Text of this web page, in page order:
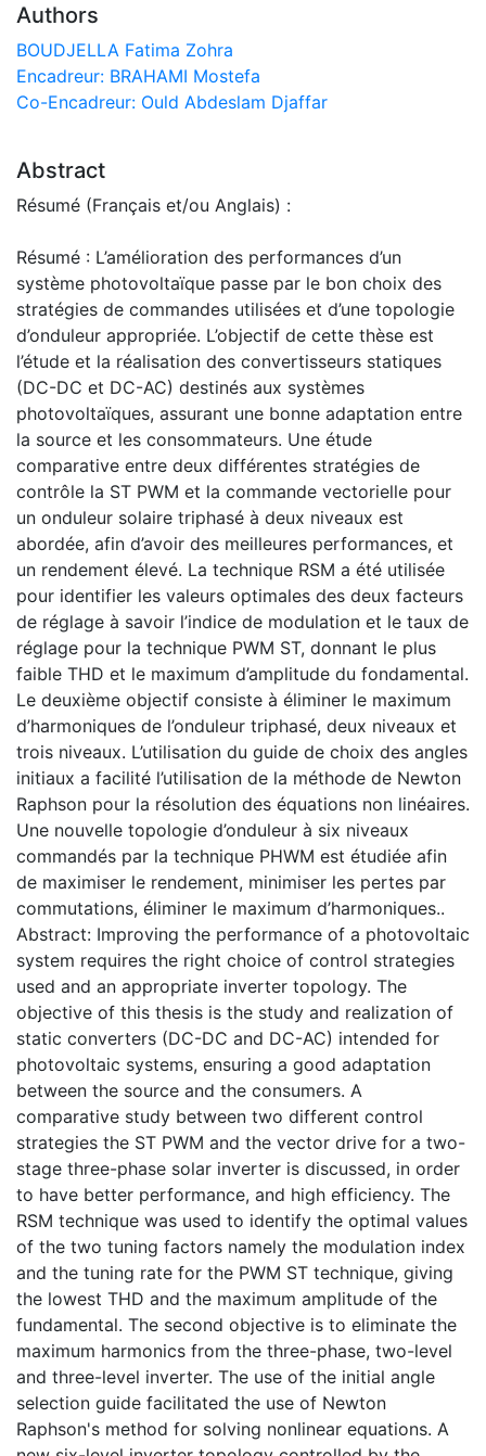
Authors
BOUDJELLA Fatima Zohra
Encadreur: BRAHAMI Mostefa
Co-Encadreur: Ould Abdeslam Djaffar
Abstract
Résumé (Français et/ou Anglais) :
Résumé : L’amélioration des performances d’un
système photovoltaïque passe par le bon choix des
stratégies de commandes utilisées et d’une topologie
d’onduleur appropriée. L’objectif de cette thèse est
l’étude et la réalisation des convertisseurs statiques
(DC-DC et DC-AC) destinés aux systèmes
photovoltaïques, assurant une bonne adaptation entre
la source et les consommateurs. Une étude
comparative entre deux différentes stratégies de
contrôle la ST PWM et la commande vectorielle pour
un onduleur solaire triphasé à deux niveaux est
abordée, afin d’avoir des meilleures performances, et
un rendement élevé. La technique RSM a été utilisée
pour identifier les valeurs optimales des deux facteurs
de réglage à savoir l’indice de modulation et le taux de
réglage pour la technique PWM ST, donnant le plus
faible THD et le maximum d’amplitude du fondamental.
Le deuxième objectif consiste à éliminer le maximum
d’harmoniques de l’onduleur triphasé, deux niveaux et
trois niveaux. L’utilisation du guide de choix des angles
initiaux a facilité l’utilisation de la méthode de Newton
Raphson pour la résolution des équations non linéaires.
Une nouvelle topologie d’onduleur à six niveaux
commandés par la technique PHWM est étudiée afin
de maximiser le rendement, minimiser les pertes par
commutations, éliminer le maximum d’harmoniques..
Abstract: Improving the performance of a photovoltaic
system requires the right choice of control strategies
used and an appropriate inverter topology. The
objective of this thesis is the study and realization of
static converters (DC-DC and DC-AC) intended for
photovoltaic systems, ensuring a good adaptation
between the source and the consumers. A
comparative study between two different control
strategies the ST PWM and the vector drive for a two-
stage three-phase solar inverter is discussed, in order
to have better performance, and high efficiency. The
RSM technique was used to identify the optimal values
of the two tuning factors namely the modulation index
and the tuning rate for the PWM ST technique, giving
the lowest THD and the maximum amplitude of the
fundamental. The second objective is to eliminate the
maximum harmonics from the three-phase, two-level
and three-level inverter. The use of the initial angle
selection guide facilitated the use of Newton
Raphson's method for solving nonlinear equations. A